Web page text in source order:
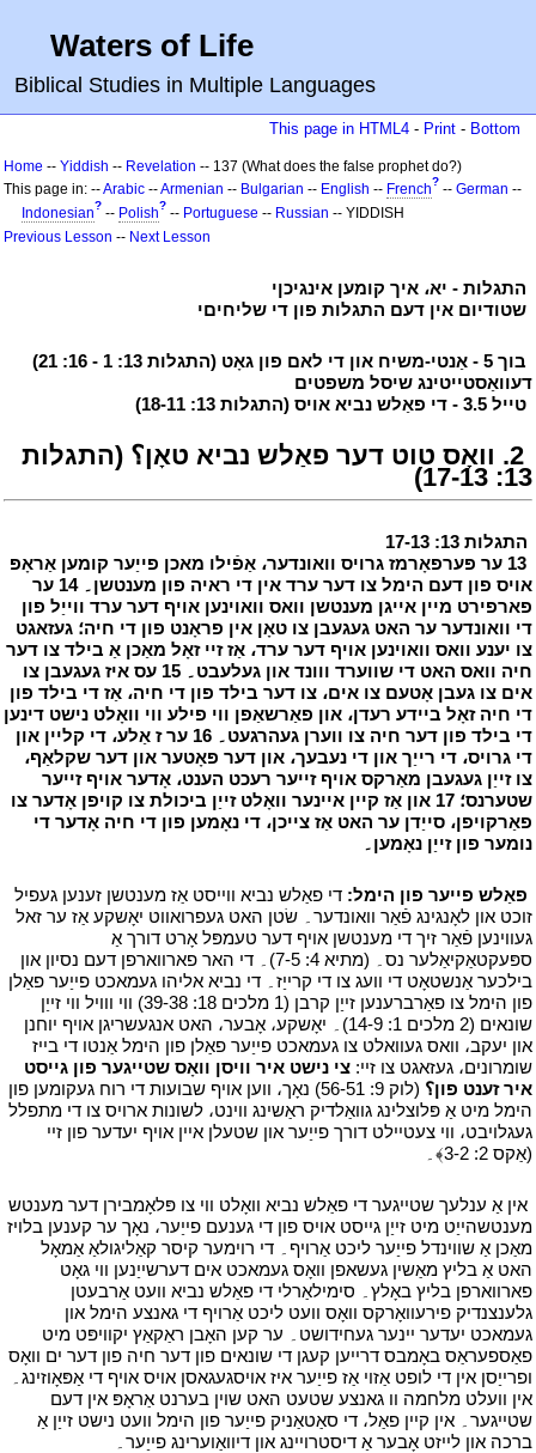
Waters of Life
Biblical Studies in Multiple Languages
This page in HTML4 - Print - Bottom
Home -- Yiddish -- Revelation -- 137 (What does the false prophet do?)
This page in: --Arabic --Armenian -- Bulgarian -- English -- French? -- German --
Indonesian? -- Polish? -- Portuguese -- Russian -- YIDDISH
Previous Lesson -- Next Lesson
התגלות - יא، איך קומען אינגיכןי
שטודיום אין דעם התגלות פון די שליחיםי
בוך 5 - אַנטי-משיח און די לאם פון גאָט (התגלות 13: 1 - 16: 21)
דעוואַסטייטינג שיסל משפטים
טייל 3.5 - די פאַלש נביא אויס (התגלות 13: 18-11)
2. וואָס טוט דער פאַלש נביא טאָן؟ (התגלות
13: 17-13)
התגלות 13: 17-13
13 ער פּערפאָרמז גרויס וואונדער، אַפֿילו מאכן פייַער קומען אַראָפּ
אויס פון דעם הימל צו דער ערד אין די ראיה פון מענטשן۔ 14 ער
פארפירט מיין אייגן מענטשן וואס וואוינען אויף דער ערד ווייַל פון
די וואונדער ער האט געגעבן צו טאָן אין פראָנט פון די חיה؛ געזאגט
צו יענע וואס וואוינען אויף דער ערד، אַז זיי זאָל מאַכן אַ בילד צו דער
חיה וואס האט די שווערד ווונד און געלעבט۔ 15 עס איז געגעבן צו
אים צו געבן אָטעם צו אים، צו דער בילד פון די חיה، אַז די בילד פון
די חיה זאָל ביידע רעדן، און פאַרשאַפן ווי פילע ווי וואָלט נישט דינען
די בילד פון דער חיה צו ווערן געהרגעט۔ 16 ער ז אַלע، די קליין און
די גרויס، די רייַך און די נעבעך، און דער פּאָטער און דער שקלאַף،
צו זייַן געגעבן מאַרקס אויף זייער רעכט הענט، אָדער אויף זייער
שטערנס؛ 17 און אַז קיין איינער וואָלט זייַן ביכולת צו קויפן אָדער צו
פאַרקויפן، סייַדן ער האט אַז צייכן، די נאָמען פון די חיה אָדער די
נומער פון זייַן נאָמען۔
פאַלש פייער פון הימל: די פאַלש נביא ווייסט אַז מענטשן זענען געפיל
זוכט און לאָנגינג פֿאַר וואונדער۔ שׂטן האט געפרואווט יאָשקע אַז ער זאל
געווינען פֿאַר זיך די מענטשן אויף דער טעמפּל אָרט דורך אַ
ספּעקטאַקיאַלער נס۔ (מתיא 4: 7-5)۔ די האר פארווארפן דעם נסיון און
בילכער אַנשטאָט די וועג צו די קרייַז۔ די נביא אליהו געמאכט פייַער פאַלן
פון הימל צו פאַרברענען זייַן קרבן (1 מלכים 18: 39-38) ווי ווויל ווי זייַן
שונאים (2 מלכים 1: 14-9)۔ יאָשקע، אָבער، האט אנגעשריגן אויף יוחנן
און יעקב، וואס געוואלט צו געמאכט פייַער פאַלן פון הימל אַנטו די בייז
שומרונים، געזאגט צו זיי: צי נישט איר וויסן וואָס שטייגער פון גייסט
איר זענט פון؟
(לוק 9: 56-51) נאָך، ווען אויף שבועות די רוח געקומען פון
הימל מיט אַ פּלוצלינג גוואַלדיק ראַשינג ווינט، לשונות ארויס צו די מתפלל
געגלויבט، ווי צעטיילט דורך פייַער און שטעלן איין אויף יעדער פון זיי
(אַקס 2: 3-2﴾۔
אין אַ ענלעך שטייגער די פאַלש נביא וואָלט ווי צו פּלאָמבירן דער מענטש
מענטשהייַט מיט זייַן גייסט אויס פון די גענעם פייַער، נאָך ער קענען בלויז
מאַכן אַ שווינדל פייַער ליכט אַרויף۔ די רוימער קיסר קאַליגולאַ אַמאָל
האט אַ בליץ מאַשין געשאפן וואָס געמאכט אים דערשייַנען ווי גאָט
פארווארפן בליץ באָלץ۔ סימילאַרלי די פאַלש נביא וועט אַרבעטן
גלענצנדיק פירעוואָרקס וואָס וועט ליכט אַרויף די גאנצע הימל און
געמאכט יעדער יינער געחידושט۔ ער קען האָבן ראַקאַץ יקוויפּט מיט
פאַספעראַס באָמבס דרייען קעגן די שונאים פון דער חיה פון דער ים וואָס
ופרייַסן אין די לופט אַזוי אַז פייַער איז אויסגעגאסן אויס אויף די אַפּאָוזינג۔
אין וועלט מלחמה וו גאנצע שטעט האט שוין בערנט אַראָפּ אין דעם
שטייגער۔ אין קיין פאַל، די סאַטאַניק פייַער פון הימל וועט נישט זייַן אַ
ברכה און לייזט אָבער אַ דיסטרויינג און דיוואַוערינג פייַער۔